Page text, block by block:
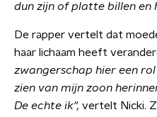
dun zijn of platte billen en
De rapper vertelt dat
haar lichaam heeft
zwangerschap hier een
zien van mijn zoon
De echte ik", vertelt Nicki.